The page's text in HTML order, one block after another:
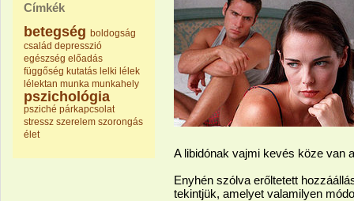
Címkék
betegség boldogság
család depresszió
egészség előadás
függőség kutatás lelki lélek
lélektan munka munkahely
pszichológia
psziché párkapcsolat
stressz szerelem szorongás
élet
A libidónak vajmi kevés köze van
Enyhén szólva erőltetett
tekintjük, amelyet valamilyen